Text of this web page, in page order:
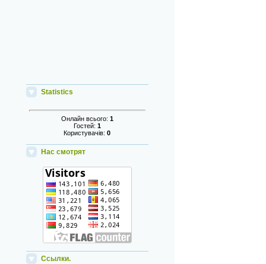
Statistics
Онлайн всього: 1
Гостей: 1
Користувачів:0
Нас смотрят
Ссылки.